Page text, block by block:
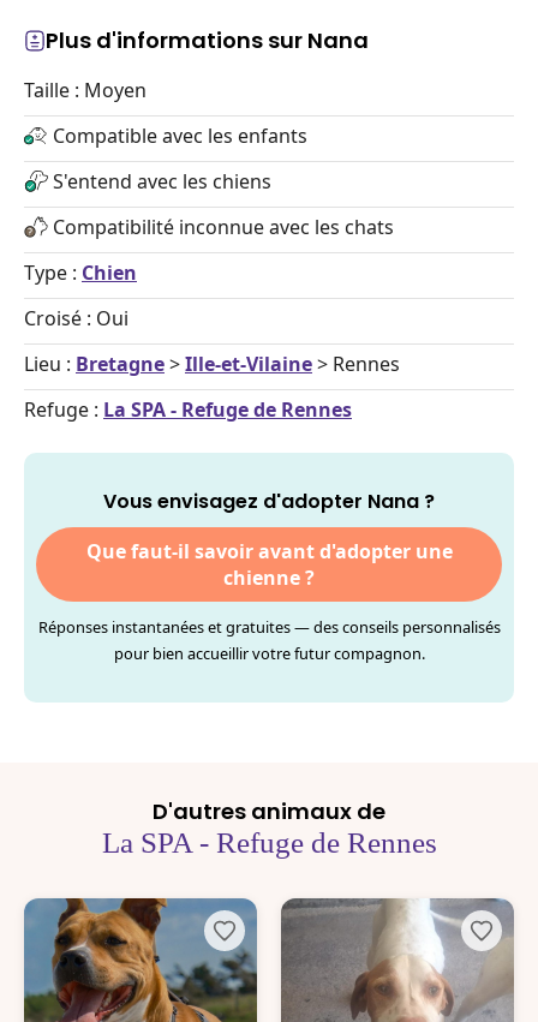
Plus d'informations sur Nana
Taille : Moyen
Compatible avec les enfants
S'entend avec les chiens
Compatibilité inconnue avec les chats
Type : Chien
Croisé : Oui
Lieu : Bretagne>Ille-et-Vilaine> Rennes
Refuge : La SPA - Refuge de Rennes
Vous envisagez d'adopter Nana ?
Que faut-il savoir avant d'adopter une
chienne ?
Réponses instantanées et gratuites — des conseils personnalisés
pour bien accueillir votre futur compagnon.
D'autres animaux de
La SPA - Refuge de Rennes